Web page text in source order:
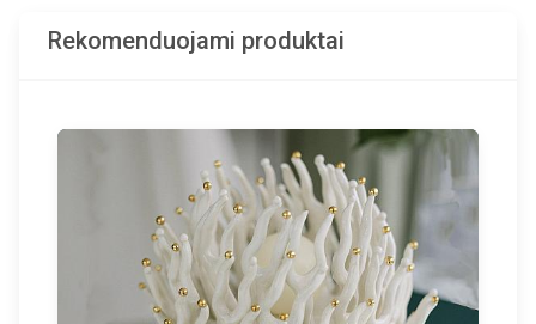
Rekomenduojami produktai